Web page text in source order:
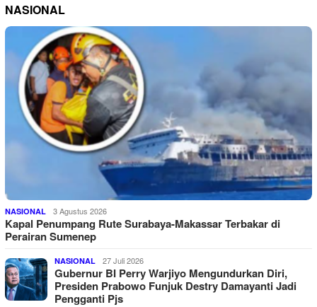
NASIONAL
NASIONAL 3 Agustus 2026
Kapal Penumpang Rute Surabaya-Makassar Terbakar di
Perairan Sumenep
NASIONAL 27 Juli 2026
Gubernur BI Perry Warjiyo Mengundurkan Diri,
Presiden Prabowo Funjuk Destry Damayanti Jadi
Pengganti Pjs